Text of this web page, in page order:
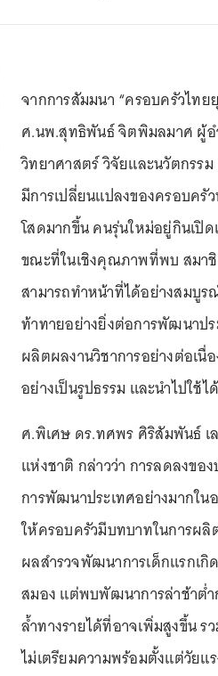
จากการสัมมนา “ครอบครัวไท
ศ.นพ.สุทธิพันธ์ จิตพิมลมาศ ผู้อ
วิทยาศาสตร์ วิจัยและนวัตกรร
มีการเปลี่ยนแปลงของครอบครั
โสดมากขึ้น คนรุ่นใหม่อยู่กินเปิ
ขณะที่ในเชิงคุณภาพที่พบ สมา
สามารถทำหน้าที่ได้อย่างสมบูร
ท้าทายอย่างยิ่งต่อการพัฒนาป
ผลิตผลงานวิชาการอย่างต่อเนื่
อย่างเป็นรูปธรรม และนำไปใช้
ศ.พิเศษ ดร.ทศพร ศิริสัมพันธ์ เ
แห่งชาติ กล่าวว่า การลดลงขอ
การพัฒนาประเทศอย่างมากใน
ให้ครอบครัวมีบทบาทในการผ
ผลสำรวจพัฒนาการเด็กแรกเ
สมอง แต่พบพัฒนาการล่าช้าต่ำ
ล้ำทางรายได้ที่อาจเพิ่มสูงขึ้น
ไม่เตรียมความพร้อมตั้งแต่วัยแ